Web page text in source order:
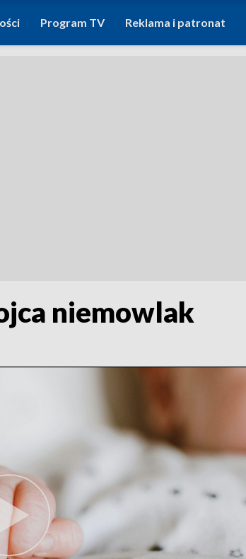
Program TV Reklama i patronat
niemowlak